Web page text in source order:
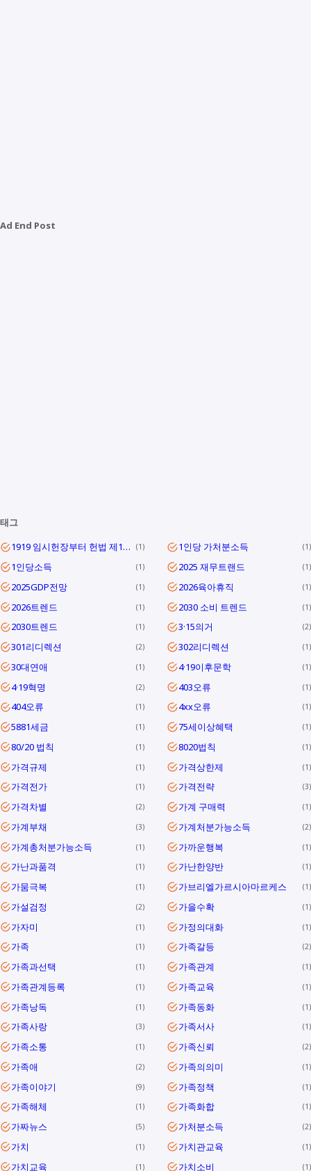
Ad End Post
태그
1919 임시헌장부터 헌법 제1조까지
1 1인당 가처분소득 1
1인당소득 1 2025 재무트랜드 1
2025GDP전망 1 2026육아휴직 1
2026트렌드 1 2030 소비 트렌드 1
2030트렌드 1 3·15의거 2
301리디렉션 2 302리디렉션 1
30대연애 1 4·19이후문학 1
4·19혁명 2 403오류 1
404오류 1 4xx오류 1
5881세금 1 75세이상혜택 1
80/20 법칙 1 8020법칙 1
가격규제 1 가격상한제 1
가격전가 1 가격전략 3
가격차별 2 가계 구매력 1
가계부채 3 가계처분가능소득 2
가계총처분가능소득 1 가까운행복 1
가난과품격 1 가난한양반 1
가뭄극복 1 가브리엘가르시아마르케스 1
가설검정 2 가을수확 1
가자미 1 가정의대화 1
가족 1 가족갈등 2
가족과선택 1 가족관계 1
가족관계등록 1 가족교육 1
가족낭독 1 가족동화 1
가족사랑 3 가족서사 1
가족소통 1 가족신뢰 2
가족애 2 가족의의미 1
가족이야기 9 가족정책 1
가족해체 1 가족화합 1
가짜뉴스 5 가처분소득 2
가치 1 가치관교육 1
가치교육 1 가치소비 1